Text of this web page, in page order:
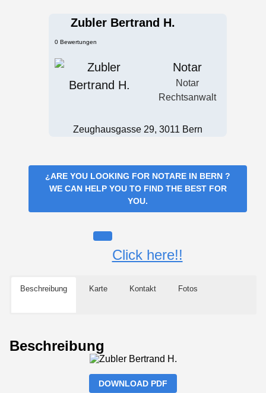
Zubler Bertrand H.
0 Bewertungen
Notar
Notar
Rechtsanwalt
Zeughausgasse 29, 3011 Bern
¿ARE YOU LOOKING FOR NOTARE IN BERN ?
WE CAN HELP YOU TO FIND THE BEST FOR
YOU.
Click here!!
Beschreibung Karte Kontakt Fotos
Beschreibung
DOWNLOAD PDF